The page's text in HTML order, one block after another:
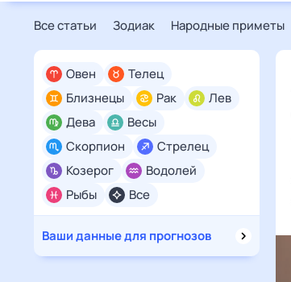
Все статьи Зодиак Народные приметы
Все
Овен
Телец
Близнецы
Рак
Лев
Дева
Весы
Скорпион
Стрелец
Козерог
Водолей
Рыбы
Ваши данные для прогнозов